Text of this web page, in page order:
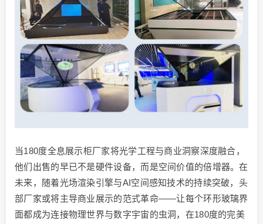
当180度全息展示柜厂家将光学工程与商业洞察深度融合，
他们出售的早已不是硬件设备，而是空间价值的倍增器。在
未来，随着光场渲染引擎与AI空间感知技术的持续突破，头
部厂家或将主导商业展示的范式革命——让每个环形玻璃界
面都成为连接物理世界与数字宇宙的虫洞，在180度的完美